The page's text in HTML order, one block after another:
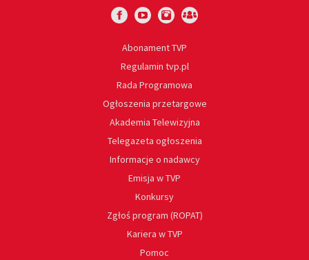
Abonament TVP
Regulamin tvp.pl
Rada Programowa
Ogłoszenia przetargowe
Akademia Telewizyjna
Telegazeta ogłoszenia
Informacje o nadawcy
Emisja w TVP
Konkursy
Zgłoś program (ROPAT)
Kariera w TVP
Pomoc